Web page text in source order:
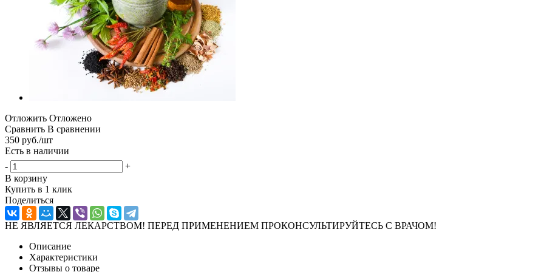
Отложить Отложено
Сравнить В сравнении
350 руб./шт
Есть в наличии
-
+
В корзину
Купить в 1 клик
Поделиться
НЕ ЯВЛЯЕТСЯ ЛЕКАРСТВОМ! ПЕРЕД ПРИМЕНЕНИЕМ ПРОКОНСУЛЬТИРУЙТЕСЬ С ВРАЧОМ!
Описание
Характеристики
Отзывы о товаре